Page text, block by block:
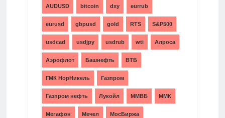
AUDUSD bitcoin dxy eurrub
eurusd gbpusd gold RTS S&P500
usdcad usdjpy usdrub wti Алроса
Аэрофлот Башнефть ВТБ
ГМК НорНикель Газпром
Газпром нефть Лукойл ММВБ ММК
Мегафон Мечел МосБиржа